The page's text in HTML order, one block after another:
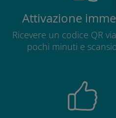
Attivazione
Ricevere un codice QR
pochi minuti e